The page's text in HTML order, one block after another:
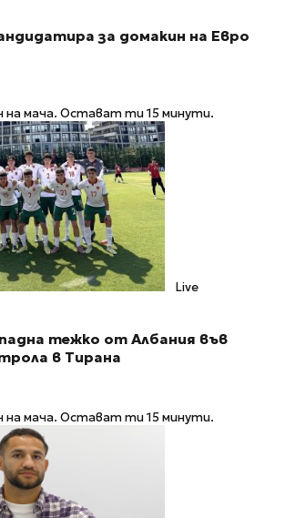
за домакин на Евро
на мача. Остават ти 15 минути.
Live
падна тежко от Албания във
в Тирана
на мача. Остават ти 15 минути.